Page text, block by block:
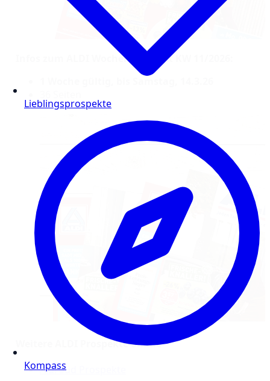
Infos zum ALDI Wochenprospekt KW 11/2026:
Weitere ALDI Prospekte online
Aldi Süd Prospekte
Lieblingsprospekte
Kompass